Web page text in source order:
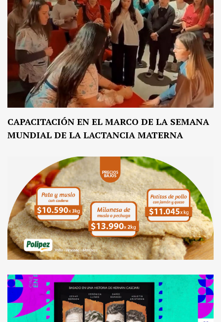
CAPACITACIÓN EN EL MARCO DE LA SEMANA
MUNDIAL DE LA LACTANCIA MATERNA